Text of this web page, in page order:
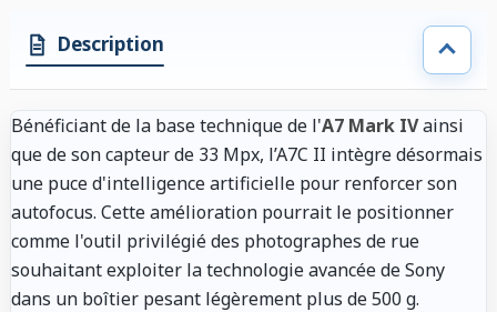
Description
Bénéficiant de la base technique de l'A7 Mark IVainsi
que de son capteur de 33 Mpx, l’A7C II intègre désormais
une puce d'intelligence artificielle pour renforcer son
autofocus. Cette amélioration pourrait le positionner
comme l'outil privilégié des photographes de rue
souhaitant exploiter la technologie avancée de Sony
dans un boîtier pesant légèrement plus de 500 g.